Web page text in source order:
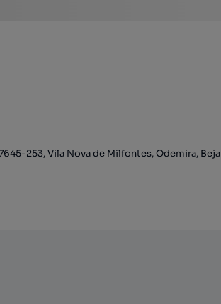
253, Vila Nova de Milfontes, Odemira, Beja